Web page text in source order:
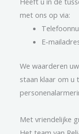
met ons op via:
E-
We waarderen
staan klaar om u
Met vriendelijke